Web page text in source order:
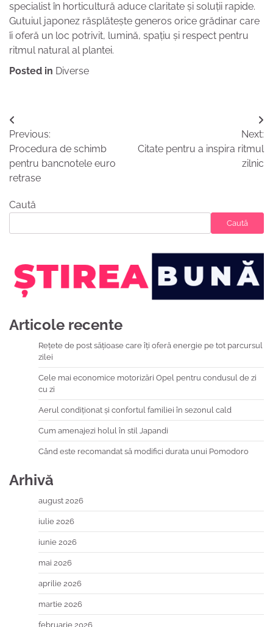
specialist în horticultură aduce claritate și soluții rapide.
Gutuiul japonez răsplătește generos orice grădinar care
îi oferă un loc potrivit, lumină, spațiu și respect pentru
ritmul natural al plantei.
Posted in Diverse
Navigare
în
articole
Previous:
Procedura de schimb
pentru bancnotele euro
retrase
Next:
Citate pentru a inspira ritmul
zilnic
Caută
Caută
Articole recente
Rețete de post sățioase care îți oferă energie pe tot parcursul
zilei
Cele mai economice motorizări Opel pentru condusul de zi
cu zi
Aerul condiționat și confortul familiei în sezonul cald
Cum amenajezi holul în stil Japandi
Când este recomandat să modifici durata unui Pomodoro
Arhivă
august 2026
iulie 2026
iunie 2026
mai 2026
aprilie 2026
martie 2026
februarie 2026